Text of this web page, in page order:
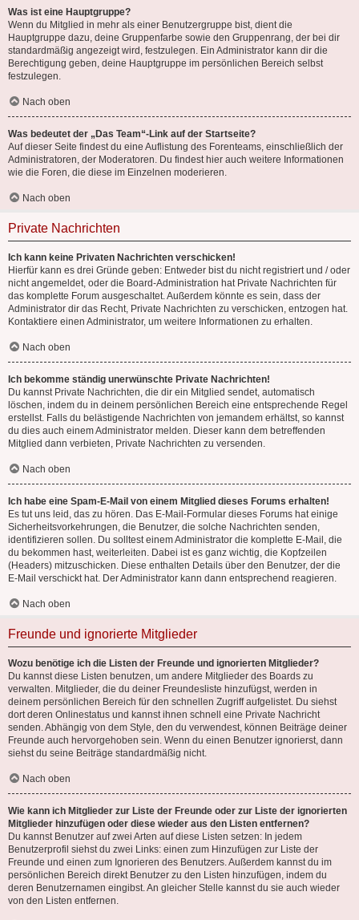
Was ist eine Hauptgruppe?
Wenn du Mitglied in mehr als einer Benutzergruppe bist, dient die
Hauptgruppe dazu, deine Gruppenfarbe sowie den Gruppenrang, der bei dir
standardmäßig angezeigt wird, festzulegen. Ein Administrator kann dir die
Berechtigung geben, deine Hauptgruppe im persönlichen Bereich selbst
festzulegen.
Nach oben
Was bedeutet der „Das Team“-Link auf der Startseite?
Auf dieser Seite findest du eine Auflistung des Forenteams, einschließlich der
Administratoren, der Moderatoren. Du findest hier auch weitere Informationen
wie die Foren, die diese im Einzelnen moderieren.
Nach oben
Private Nachrichten
Ich kann keine Privaten Nachrichten verschicken!
Hierfür kann es drei Gründe geben: Entweder bist du nicht registriert und / oder
nicht angemeldet, oder die Board-Administration hat Private Nachrichten für
das komplette Forum ausgeschaltet. Außerdem könnte es sein, dass der
Administrator dir das Recht, Private Nachrichten zu verschicken, entzogen hat.
Kontaktiere einen Administrator, um weitere Informationen zu erhalten.
Nach oben
Ich bekomme ständig unerwünschte Private Nachrichten!
Du kannst Private Nachrichten, die dir ein Mitglied sendet, automatisch
löschen, indem du in deinem persönlichen Bereich eine entsprechende Regel
erstellst. Falls du belästigende Nachrichten von jemandem erhältst, so kannst
du dies auch einem Administrator melden. Dieser kann dem betreffenden
Mitglied dann verbieten, Private Nachrichten zu versenden.
Nach oben
Ich habe eine Spam-E-Mail von einem Mitglied dieses Forums erhalten!
Es tut uns leid, das zu hören. Das E-Mail-Formular dieses Forums hat einige
Sicherheitsvorkehrungen, die Benutzer, die solche Nachrichten senden,
identifizieren sollen. Du solltest einem Administrator die komplette E-Mail, die
du bekommen hast, weiterleiten. Dabei ist es ganz wichtig, die Kopfzeilen
(Headers) mitzuschicken. Diese enthalten Details über den Benutzer, der die
E-Mail verschickt hat. Der Administrator kann dann entsprechend reagieren.
Nach oben
Freunde und ignorierte Mitglieder
Wozu benötige ich die Listen der Freunde und ignorierten Mitglieder?
Du kannst diese Listen benutzen, um andere Mitglieder des Boards zu
verwalten. Mitglieder, die du deiner Freundesliste hinzufügst, werden in
deinem persönlichen Bereich für den schnellen Zugriff aufgelistet. Du siehst
dort deren Onlinestatus und kannst ihnen schnell eine Private Nachricht
senden. Abhängig von dem Style, den du verwendest, können Beiträge deiner
Freunde auch hervorgehoben sein. Wenn du einen Benutzer ignorierst, dann
siehst du seine Beiträge standardmäßig nicht.
Nach oben
Wie kann ich Mitglieder zur Liste der Freunde oder zur Liste der ignorierten
Mitglieder hinzufügen oder diese wieder aus den Listen entfernen?
Du kannst Benutzer auf zwei Arten auf diese Listen setzen: In jedem
Benutzerprofil siehst du zwei Links: einen zum Hinzufügen zur Liste der
Freunde und einen zum Ignorieren des Benutzers. Außerdem kannst du im
persönlichen Bereich direkt Benutzer zu den Listen hinzufügen, indem du
deren Benutzernamen eingibst. An gleicher Stelle kannst du sie auch wieder
von den Listen entfernen.